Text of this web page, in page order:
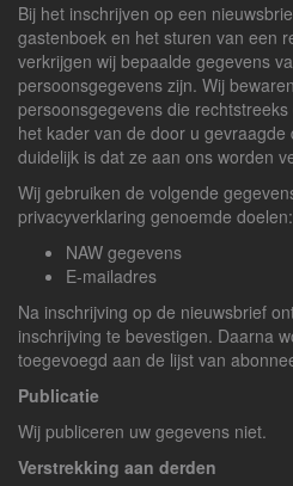
Bij het inschrijven op een
gastenboek en het sturen van een
verkrijgen wij bepaalde gegevens
persoonsgegevens zijn. Wij
persoonsgegevens die
het kader van de door u
duidelijk is dat ze aan ons worden
Wij gebruiken de volgende
privacyverklaring genoemde doelen:
NAW gegevens
E-mailadres
Na inschrijving op de nieuwsbrief
inschrijving te bevestigen. Daarna
toegevoegd aan de lijst van
Publicatie
Wij publiceren uw gegevens niet.
Verstrekking aan derden